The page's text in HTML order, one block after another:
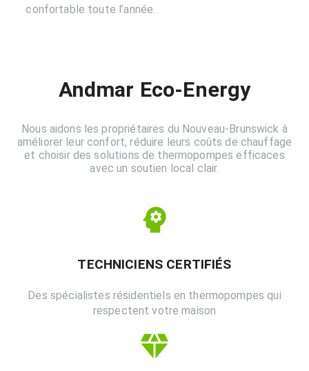
confortable toute l’année.
Andmar Eco-Energy
Nous aidons les propriétaires du Nouveau-Brunswick à
améliorer leur confort, réduire leurs coûts de chauffage
et choisir des solutions de thermopompes efficaces
avec un soutien local clair.
TECHNICIENS CERTIFIÉS
Des spécialistes résidentiels en thermopompes qui
respectent votre maison